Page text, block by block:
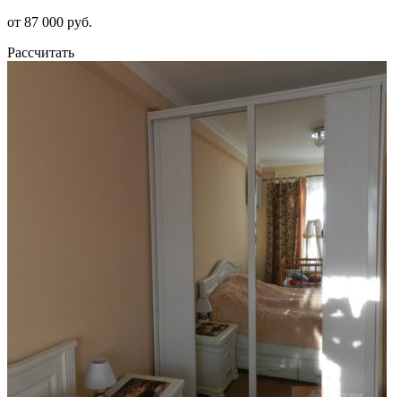
от 87 000 руб.
Рассчитать